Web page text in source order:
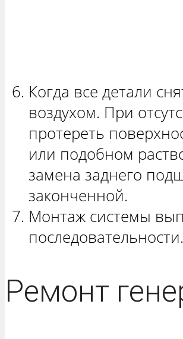
Когда все детали
воздухом. При
протереть
или подобном
замена заднего
законченной.
Монтаж системы
последовательности.
Ремонт